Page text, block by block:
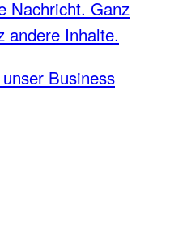
Nachricht. Ganz
andere Inhalte.
Business